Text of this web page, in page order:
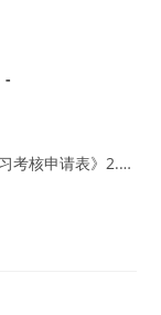
考核申请表》2.…